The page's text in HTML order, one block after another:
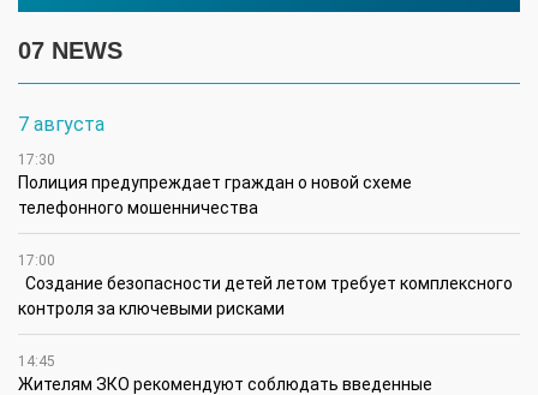
07 NEWS
7 августа
17:30
Полиция предупреждает граждан о новой схеме
телефонного мошенничества
17:00
Создание безопасности детей летом требует комплексного
контроля за ключевыми рисками
14:45
Жителям ЗКО рекомендуют соблюдать введенные